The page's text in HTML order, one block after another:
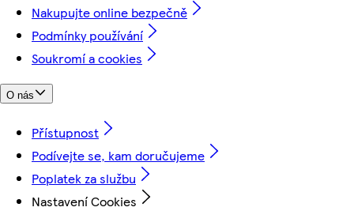
Nakupujte online bezpečně
Podmínky používání
Soukromí a cookies
O nás
Přístupnost
Podívejte se, kam doručujeme
Poplatek za službu
Nastavení Cookies